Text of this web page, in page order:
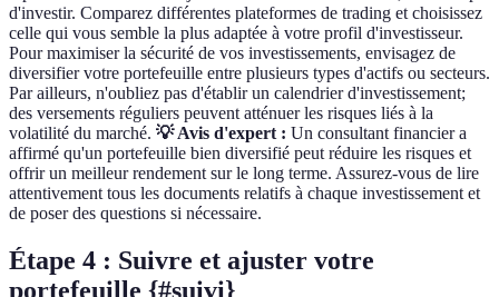
d'investir. Comparez différentes plateformes de trading et choisissez
celle qui vous semble la plus adaptée à votre profil d'investisseur.
Pour maximiser la sécurité de vos investissements, envisagez de
diversifier votre portefeuille entre plusieurs types d'actifs ou secteurs.
Par ailleurs, n'oubliez pas d'établir un calendrier d'investissement;
des versements réguliers peuvent atténuer les risques liés à la
volatilité du marché. 💡 Avis d'expert : Un consultant financier a
affirmé qu'un portefeuille bien diversifié peut réduire les risques et
offrir un meilleur rendement sur le long terme. Assurez-vous de lire
attentivement tous les documents relatifs à chaque investissement et
de poser des questions si nécessaire.
Étape 4 : Suivre et ajuster votre
portefeuille {#suivi}